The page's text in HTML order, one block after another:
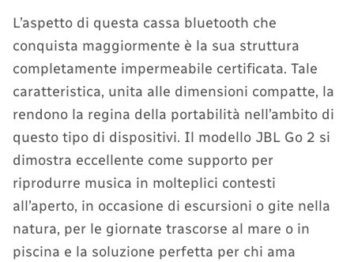
L’aspetto di questa cassa bluetooth che
conquista maggiormente è la sua struttura
completamente impermeabile certificata. Tale
caratteristica, unita alle dimensioni compatte, la
rendono la regina della portabilità nell’ambito di
questo tipo di dispositivi. Il modello JBL Go 2 si
dimostra eccellente come supporto per
riprodurre musica in molteplici contesti
all’aperto, in occasione di escursioni o gite nella
natura, per le giornate trascorse al mare o in
piscina e la soluzione perfetta per chi ama